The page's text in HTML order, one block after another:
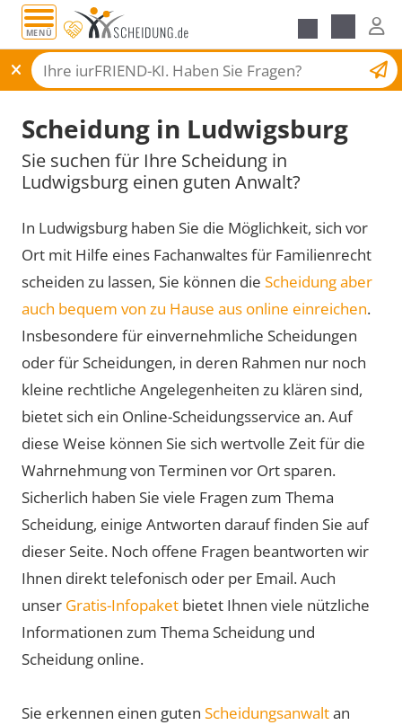
MENÜ
Scheidungsantrag
Scheidung in Ludwigsburg
Sie suchen für Ihre Scheidung in
Ludwigsburg einen guten Anwalt?
In Ludwigsburg haben Sie die Möglichkeit, sich vor
Ort mit Hilfe eines Fachanwaltes für Familienrecht
scheiden zu lassen, Sie können die Scheidung aber
auch bequem von zu Hause aus online einreichen.
Insbesondere für einvernehmliche Scheidungen
oder für Scheidungen, in deren Rahmen nur noch
kleine rechtliche Angelegenheiten zu klären sind,
bietet sich ein Online-Scheidungsservice an. Auf
diese Weise können Sie sich wertvolle Zeit für die
Wahrnehmung von Terminen vor Ort sparen.
Sicherlich haben Sie viele Fragen zum Thema
Scheidung, einige Antworten darauf finden Sie auf
dieser Seite. Noch offene Fragen beantworten wir
Ihnen direkt telefonisch oder per Email. Auch
unser Gratis-Infopaket bietet Ihnen viele nützliche
Informationen zum Thema Scheidung und
Scheidung online.
Sie erkennen einen guten Scheidungsanwaltan